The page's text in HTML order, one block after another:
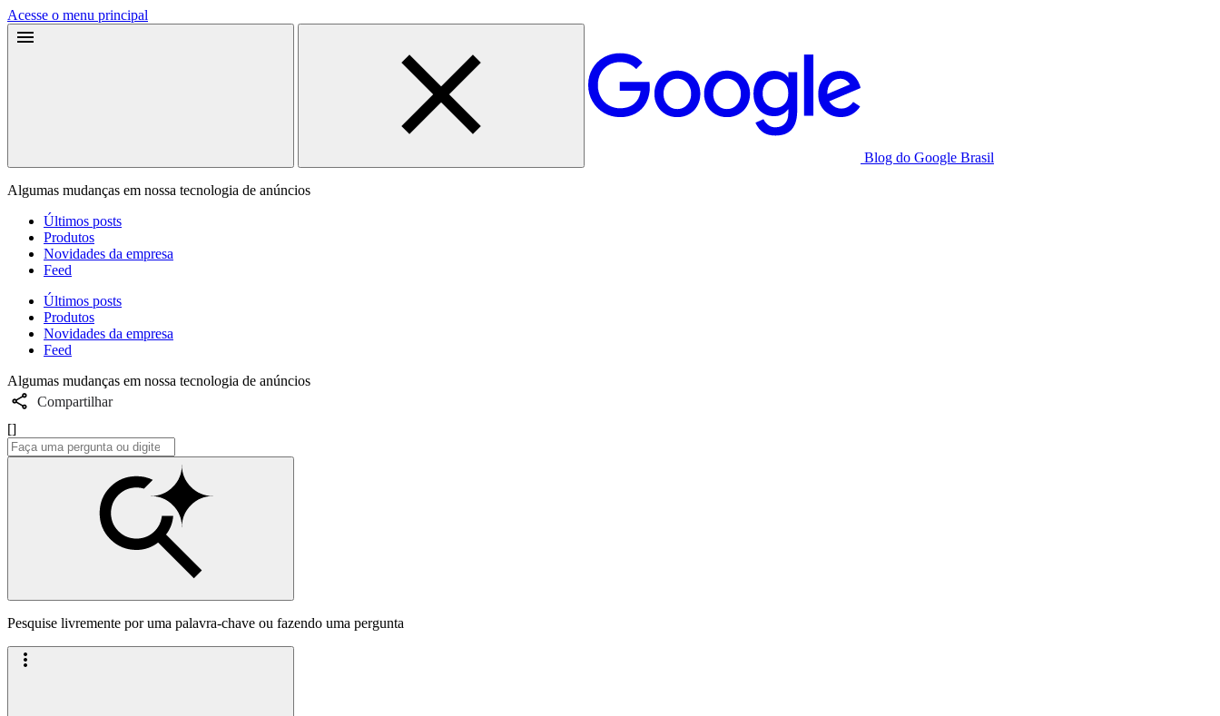
Acesse o menu principal
Blog do Google Brasil
Algumas mudanças em nossa tecnologia de anúncios
Últimos posts
Produtos
Novidades da empresa
Feed
Últimos posts
Produtos
Novidades da empresa
Feed
Algumas mudanças em nossa tecnologia de anúncios
Compartilhar
[]
Pesquise livremente por uma palavra-chave ou fazendo uma pergunta